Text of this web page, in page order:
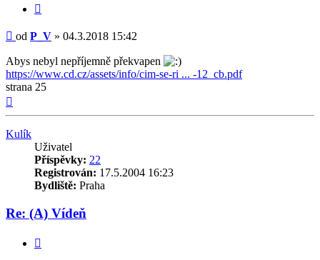
Příspěvek
od P_V » 04.3.2018 15:42
Abys nebyl nepříjemně překvapen
https://www.cd.cz/assets/info/cim-se-ri ... -12_cb.pdf
strana 25
Kulík
Uživatel
Příspěvky: 22
Registrován: 17.5.2004 16:23
Bydliště: Praha
Re: (A) Vídeň